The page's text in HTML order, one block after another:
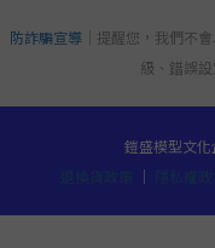
防詐騙宣導 ｜提醒您，我們不
級、錯誤
鎧盛模型文
｜